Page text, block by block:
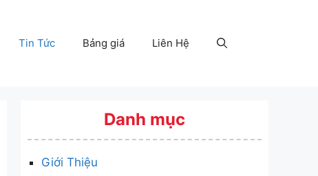
Tin Tức Bảng giá Liên Hệ
Danh mục
Giới Thiệu